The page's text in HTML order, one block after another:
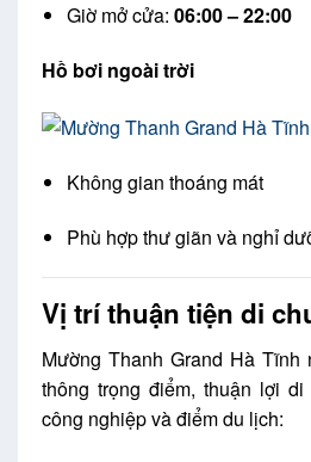
Giờ mở cửa: 06:00 – 22:00
Hồ bơi ngoài trời
Không gian thoáng mát
Phù hợp thư giãn và nghỉ
Vị trí thuận tiện di
Mường Thanh Grand Hà
thông trọng điểm, thuận lợi
công nghiệp và điểm du lịch: